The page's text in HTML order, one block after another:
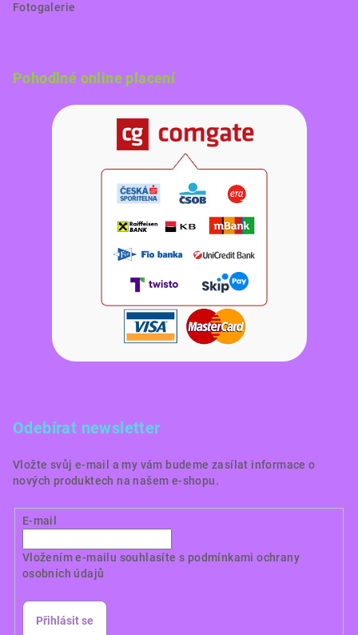
Fotogalerie
Pohodlné online placení
Odebírat newsletter
Vložte svůj e-mail a my vám budeme zasílat informace o
nových produktech na našem e-shopu.
E-mail
Vložením e-mailu souhlasíte s podmínkami ochrany
osobních údajů
Přihlásit se